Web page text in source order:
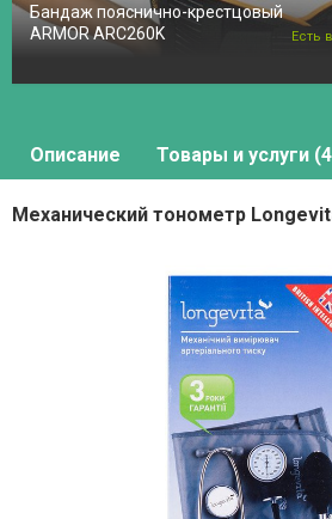
Бандаж пояснично-крестцовый
ARMOR ARC260K
Есть
Описание Товары и услуги
Механический тонометр